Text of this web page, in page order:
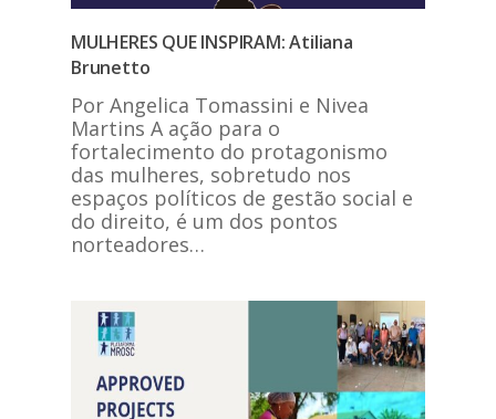
MULHERES QUE INSPIRAM: Atiliana
Brunetto
Por Angelica Tomassini e Nivea
Martins A ação para o
fortalecimento do protagonismo
das mulheres, sobretudo nos
espaços políticos de gestão social e
do direito, é um dos pontos
norteadores…